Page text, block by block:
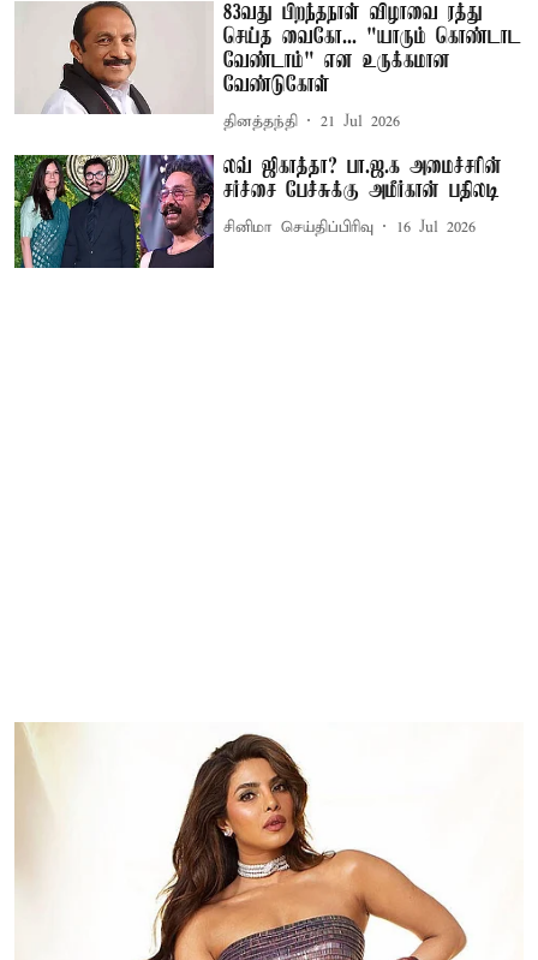
83வது பிறந்தநாள் விழாவை ரத்து
செய்த வைகோ... "யாரும் கொண்டாட
வேண்டாம்" என உருக்கமான
வேண்டுகோள்
தினத்தந்தி 21 Jul 2026
லவ் ஜிகாத்தா? பா.ஜ.க அமைச்சரின்
சர்ச்சை பேச்சுக்கு அமீர்கான் பதிலடி
சினிமா செய்திப்பிரிவு 16 Jul 2026